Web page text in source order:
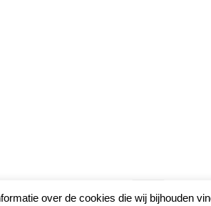
over de cookies die wij bijhouden